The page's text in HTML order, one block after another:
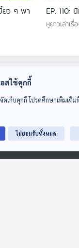
Application
แพร่ภาพสาธารณะแห่งประเทศไทย
ยว ๆ พา
EP. 110:
หูยาวเล่าเรื่
สใช้คุกกี้
จัดเก็บคุกกี้ โปรดศึกษาเพิ่มเติ
ไม่ยอมรับทั้งหมด